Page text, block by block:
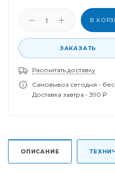
В
ЗАКАЗАТЬ
Рассчитать доставку
Самовывоз сегодня -
Доставка завтра - 390 ₽
ОПИСАНИЕ
Спасибо за
В ближайшее время
вами.